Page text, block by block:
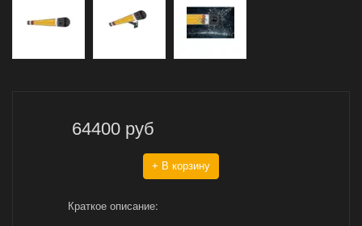
64400 руб
+ В корзину
Краткое описание: